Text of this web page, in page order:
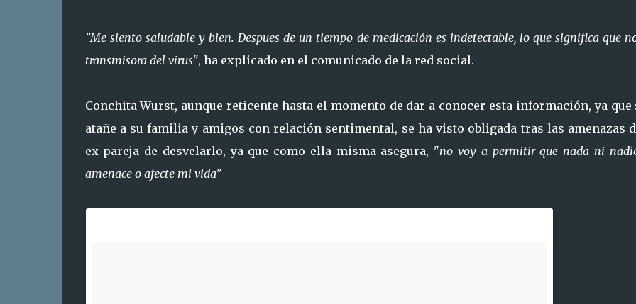
"Me siento saludable y bien. Despues de un tiempo de medicación es indetectable, lo que significa que
transmisora del virus", ha explicado en el comunicado de la red social.
Conchita Wurst, aunque reticente hasta el momento de dar a conocer esta información, ya que
atañe a su familia y amigos con relación sentimental, se ha visto obligada tras las amenazas
ex pareja de desvelarlo, ya que como ella misma asegura, "no voy a permitir que nada ni
amenace o afecte mi vida"